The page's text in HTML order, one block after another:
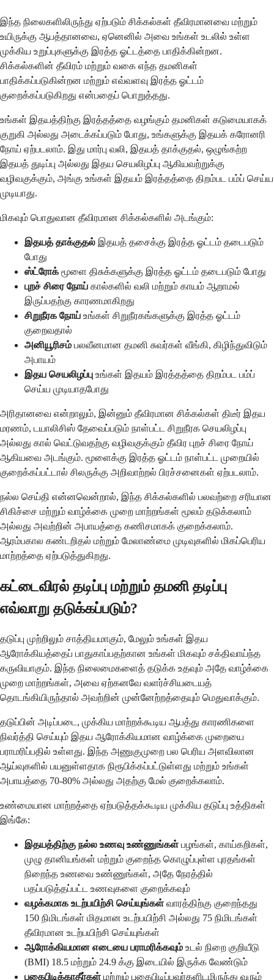
இந்த நிலைகளிலிருந்து ஏற்படும் சிக்கல்கள் தீவிரமானவை மற்றும்
உயிருக்கு ஆபத்தானவை, ஏனெனில் அவை உங்கள் உடலில் உள்ள
முக்கிய உறுப்புகளுக்கு இரத்த ஓட்டத்தை பாதிக்கின்றன.
சிக்கல்களின் தீவிரம் மற்றும் வகை எந்த தமனிகள்
பாதிக்கப்படுகின்றன மற்றும் எவ்வளவு இரத்த ஓட்டம்
குறைக்கப்படுகிறது என்பதைப் பொறுத்தது.
உங்கள் இதயத்திற்கு இரத்தத்தை வழங்கும் தமனிகள் கடுமையாகக்
குறுகி அல்லது அடைக்கப்படும் போது, ​​உங்களுக்கு இதயக் கரோனரி
நோய் ஏற்படலாம். இது மார்பு வலி, இதயத் தாக்குதல், ஒழுங்கற்ற
இதயத் துடிப்பு அல்லது இதய செயலிழப்பு ஆகியவற்றுக்கு
வழிவகுக்கும், அங்கு உங்கள் இதயம் இரத்தத்தை திறம்பட பம்ப் செய்ய
முடியாது.
மிகவும் பொதுவான தீவிரமான சிக்கல்களில் அடங்கும்:
இதயத் தாக்குதல் இதயத் தசைக்கு இரத்த ஓட்டம் தடைபடும்
போது
ஸ்ட்ரோக் மூளை திசுக்களுக்கு இரத்த ஓட்டம் தடைபடும் போது
புறச் சிரை நோய் கால்களில் வலி மற்றும் காயம் ஆறாமல்
இருப்பதற்கு காரணமாகிறது
சிறுநீரக நோய் உங்கள் சிறுநீரகங்களுக்கு இரத்த ஓட்டம்
குறைவதால்
அனியூரிசம் பலவீனமான தமனி சுவர்கள் வீங்கி, கிழிந்துவிடும்
அபாயம்
இதய செயலிழப்பு உங்கள் இதயம் இரத்தத்தை திறம்பட பம்ப்
செய்ய முடியாதபோது
அரிதானவை என்றாலும், இன்னும் தீவிரமான சிக்கல்கள் திடீர் இதய
மரணம், டயாலிசிஸ் தேவைப்படும் நாள்பட்ட சிறுநீரக செயலிழப்பு
அல்லது கால் வெட்டுவதற்கு வழிவகுக்கும் தீவிர புறச் சிரை நோய்
ஆகியவை அடங்கும். மூளைக்கு இரத்த ஓட்டம் நாள்பட்ட முறையில்
குறைக்கப்பட்டால் சிலருக்கு அறிவாற்றல் பிரச்சனைகள் ஏற்படலாம்.
நல்ல செய்தி என்னவென்றால், இந்த சிக்கல்களில் பலவற்றை சரியான
சிகிச்சை மற்றும் வாழ்க்கை முறை மாற்றங்கள் மூலம் தடுக்கலாம்
அல்லது அவற்றின் அபாயத்தை கணிசமாகக் குறைக்கலாம்.
ஆரம்பகால கண்டறிதல் மற்றும் மேலாண்மை முடிவுகளில் மிகப்பெரிய
மாற்றத்தை ஏற்படுத்துகிறது.
கட்டைவிரல் தடிப்பு மற்றும் தமனி தடிப்பு
எவ்வாறு தடுக்கப்படும்?
தடுப்பு முற்றிலும் சாத்தியமாகும், மேலும் உங்கள் இதய
ஆரோக்கியத்தைப் பாதுகாப்பதற்கான உங்கள் மிகவும் சக்திவாய்ந்த
கருவியாகும். இந்த நிலைமைகளைத் தடுக்க உதவும் அதே வாழ்க்கை
முறை மாற்றங்கள், அவை ஏற்கனவே வளர்ச்சியடையத்
தொடங்கியிருந்தால் அவற்றின் முன்னேற்றத்தையும் மெதுவாக்கும்.
தடுப்பின் அடிப்படை, முக்கிய மாற்றக்கூடிய ஆபத்து காரணிகளை
நிவர்த்தி செய்யும் இதய ஆரோக்கியமான வாழ்க்கை முறையை
பராமரிப்பதில் உள்ளது. இந்த அணுகுமுறை பல பெரிய அளவிலான
ஆய்வுகளில் பயனுள்ளதாக நிரூபிக்கப்பட்டுள்ளது மற்றும் உங்கள்
அபாயத்தை 70-80% அல்லது அதற்கு மேல் குறைக்கலாம்.
உண்மையான மாற்றத்தை ஏற்படுத்தக்கூடிய முக்கிய தடுப்பு உத்திகள்
இங்கே:
இதயத்திற்கு நல்ல உணவு உண்ணுங்கள் பழங்கள், காய்கறிகள்,
முழு தானியங்கள் மற்றும் குறைந்த கொழுப்புள்ள புரதங்கள்
நிறைந்த உணவை உண்ணுங்கள், அதே நேரத்தில்
பதப்படுத்தப்பட்ட உணவுகளை குறைக்கவும்
வழக்கமாக உடற்பயிற்சி செய்யுங்கள் வாரத்திற்கு குறைந்தது
150 நிமிடங்கள் மிதமான உடற்பயிற்சி அல்லது 75 நிமிடங்கள்
தீவிரமான உடற்பயிற்சி செய்யுங்கள்
ஆரோக்கியமான எடையை பராமரிக்கவும் உடல் நிறை குறியீடு
(BMI) 18.5 மற்றும் 24.9 க்கு இடையில் இருக்க வேண்டும்
புகைபிடிக்காதீர்கள் மற்றும் புகைபிடிப்பவர்களிடமிருந்து வரும்